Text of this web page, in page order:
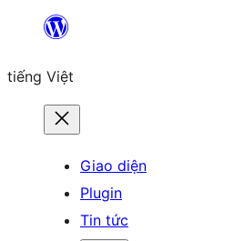
tiếng Việt
Giao diện
Plugin
Tin tức